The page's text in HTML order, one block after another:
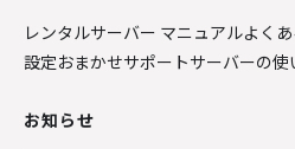
レンタルサーバー マニュアルよく
設定おまかせサポートサーバーの
お知らせ